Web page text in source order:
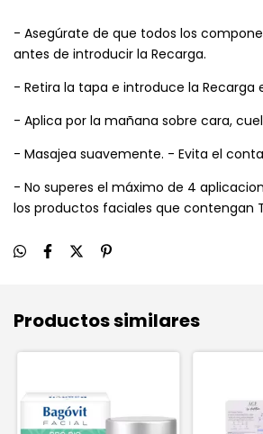
- Asegúrate de que todos los
antes de introducir la Recarga.
- Retira la tapa e introduce la Recarga
- Aplica por la mañana sobre cara,
- Masajea suavemente. - Evita el
- No superes el máximo de 4
los productos faciales que contengan
Productos similares